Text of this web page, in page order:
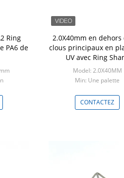
Ring
PA6 de
2.0X40mm en
clous principaux en
UV avec Ring
Model: 2.0X40MM
Min: Une palette
CONTACTEZ